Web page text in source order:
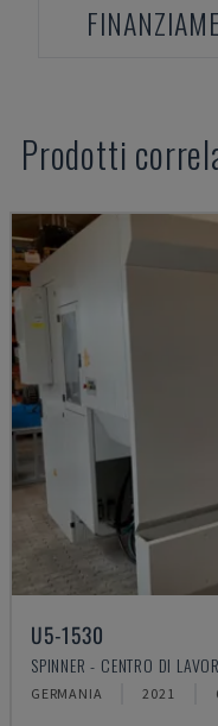
Prodotti
U5-1530
SPINNER - CENTRO DI
GERMANIA 2021